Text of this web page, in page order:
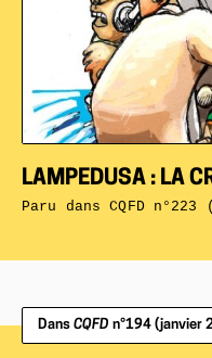
LAMPEDUSA : LA
Paru dansCQFD
Dans CQFD n°194 (janvier